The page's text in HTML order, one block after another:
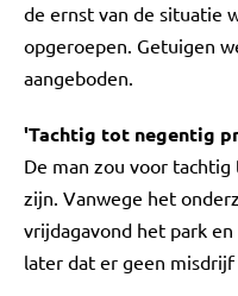
de ernst van de situatie
opgeroepen. Getuigen
aangeboden.
'Tachtig tot negentig
De man zou voor
zijn. Vanwege het
vrijdagavond het park
later dat er geen misdrijf